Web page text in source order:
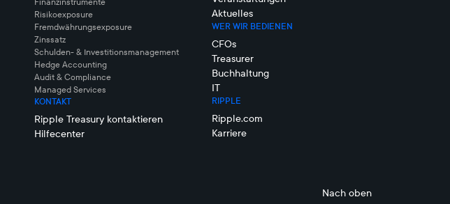
Risikoexposure
Fremdwährungsexposure
Zinssatz
Schulden- & Investitionsmanagement
Hedge Accounting
Audit & Compliance
Managed Services
KONTAKT
Ripple Treasury kontaktieren
Hilfecenter
Aktuelles
WER WIR BEDIENEN
CFOs
Treasurer
Buchhaltung
IT
RIPPLE
Ripple.com
Karriere
Nach oben